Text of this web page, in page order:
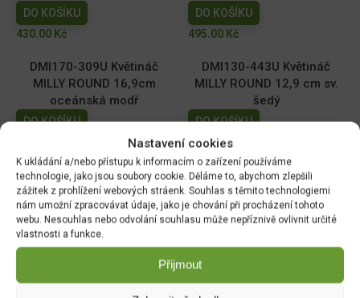
Nastavení cookies
K ukládání a/nebo přístupu k informacím o zařízení používáme
technologie, jako jsou soubory cookie. Děláme to, abychom zlepšili
zážitek z prohlížení webových stráenk. Souhlas s těmito technologiemi
nám umožní zpracovávat údaje, jako je chování při procházení tohoto
webu. Nesouhlas nebo odvolání souhlasu může nepříznivě ovlivnit určité
vlastnosti a funkce.
Přijmout
DO KOŠÍKU
430.00 Kč
DO KOŠÍKU
495.00 Kč
DMI170-309U Květináč
MILLY ROUND 16,9cm
oceánská modř
DO KOŠÍKU
DMI130-443U Květináč
MILLY ROUND 12,9 cm sv.
šedý
DO KOŠÍKU
39.00Kč
DMI110-2411U Květináč
MILLY ROUND 10,9cm tm.
zelený
DO KOŠÍKU
29.00Kč
DMI150-443U Květináč
MILLY ROUND 14,6cm sv.
šedý
DO KOŠÍKU
49.00Kč